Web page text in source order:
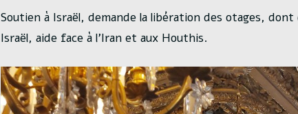
Soutien à Israël, demande la libération des otages, dont
Israël, aide face à l’Iran et aux Houthis.